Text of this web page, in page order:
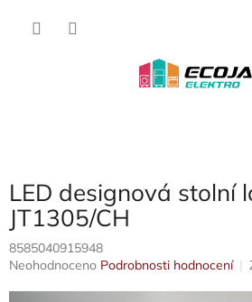
LED designová stolní
JT1305/CH
8585040915948
Průměrné
Neohodnoceno Podrobnosti hodnocení